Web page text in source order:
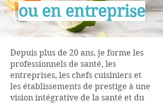
ou en entreprise
Depuis plus de 20 ans, je forme les
professionnels de santé, les
entreprises, les chefs cuisiniers et
les établissements de prestige à une
vision intégrative de la santé et du